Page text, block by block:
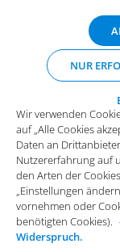
Karriere
Wir verwenden
auf „Alle Cookies
Daten an
Nutzererfahrung auf
den Arten der
„Einstellungen
vornehmen oder
benötigten Cookies).
Widerspruch.
NUR
Wir verwenden
auf „Alle Cookies
Daten an
Nutzererfahrung auf
den Arten der
„Einstellungen
vornehmen oder
benötigten Cookies).
Widerspruch.
Diese